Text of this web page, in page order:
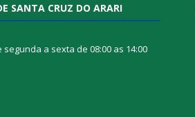
SANTA CRUZ DO ARARI
a sexta de 08:00 as 14:00